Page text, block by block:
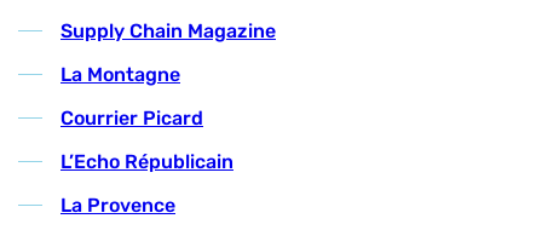
Supply Chain Magazine
La Montagne
Courrier Picard
L’Echo Républicain
La Provence